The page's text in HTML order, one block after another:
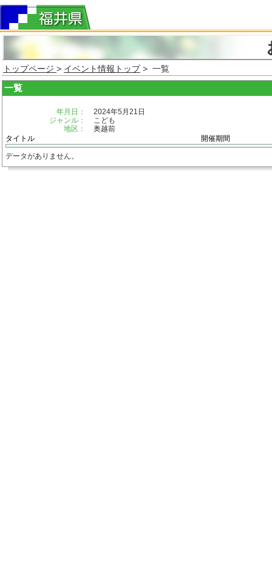
トップページ > イベント情報トップ> 一覧
一覧
年月日：
2024年5月21日
ジャンル：
こども
地区：
奥越前
タイトル
開催期間
データがありません。